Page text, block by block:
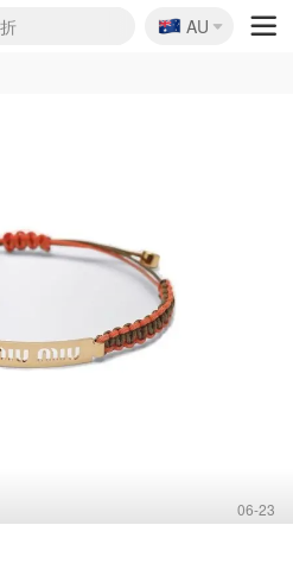
总
起
1折
价
露
6折
薰
折
折
9折
折
🇦🇺
AU
06-23